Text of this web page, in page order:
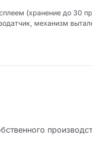
(хранение до 30
механизм